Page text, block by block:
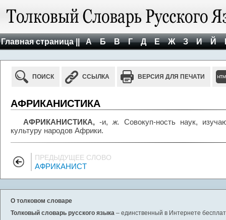
Главная страница || А Б В Г Д Е Ж З И Й
ПОИСК ССЫЛКА ВЕРСИЯ ДЛЯ ПЕЧАТИ
АФРИКАНИСТИКА
АФРИКАНИСТИКА, -и, ж. Совокуп-ность наук,
культуру народов Африки.
ПРЕДЫДУЩЕЕ СЛОВО
АФРИКАНИСТ
О толковом словаре
Толковый словарь русского языка – единственный в Интернете